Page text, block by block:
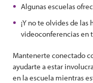
Algunas escuelas
¡Y no te olvides de
videoconferencias en
Mantenerte conectado
ayudarte a estar
en la escuela mientras